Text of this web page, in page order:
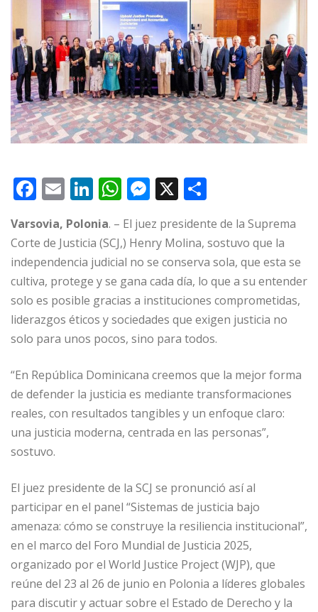
F
c
e
b
o
o
k
E
m
ai
l
Li
n
k
e
dI
n
W
h
at
s
A
p
p
M
ss
e
n
g
e
r
X
m
p
ar
ti
r
Varsovia, Polonia. – El juez presidente de la Suprema
Corte de Justicia (SCJ,) Henry Molina, sostuvo que la
independencia judicial no se conserva sola, que esta se
cultiva, protege y se gana cada día, lo que a su entender
solo es posible gracias a instituciones comprometidas,
liderazgos éticos y sociedades que exigen justicia no
solo para unos pocos, sino para todos.
“En República Dominicana creemos que la mejor forma
de defender la justicia es mediante transformaciones
reales, con resultados tangibles y un enfoque claro:
una justicia moderna, centrada en las personas”,
sostuvo.
El juez presidente de la SCJ se pronunció así al
participar en el panel “Sistemas de justicia bajo
amenaza: cómo se construye la resiliencia institucional”,
en el marco del Foro Mundial de Justicia 2025,
organizado por el World Justice Project (WJP), que
reúne del 23 al 26 de junio en Polonia a líderes globales
para discutir y actuar sobre el Estado de Derecho y la